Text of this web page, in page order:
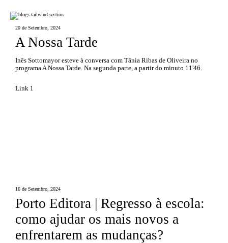
20 de Setembro, 2024
A Nossa Tarde
Inês Sottomayor esteve à conversa com Tânia Ribas de Oliveira no
programa A Nossa Tarde. Na segunda parte, a partir do minuto 11'46.
Link 1
16 de Setembro, 2024
Porto Editora | Regresso à escola:
como ajudar os mais novos a
enfrentarem as mudanças?